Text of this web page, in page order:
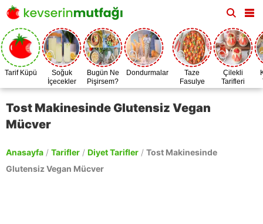
Tarif Küpü
Soğuk
İçecekler
Bugün Ne
Pişirsem?
Dondurmalar
Taze
Fasulye
Zamanı
Çilekli
Tarifleri
Tost Makinesinde Glutensiz Vegan
Mücver
Anasayfa / Tarifler / Diyet Tarifler / Tost Makinesinde
Glutensiz Vegan Mücver